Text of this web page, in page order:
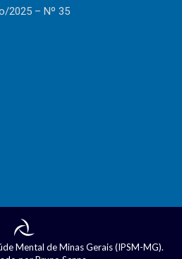
2025 – Nº 35
Mental de Minas Gerais (IPSM-MG).